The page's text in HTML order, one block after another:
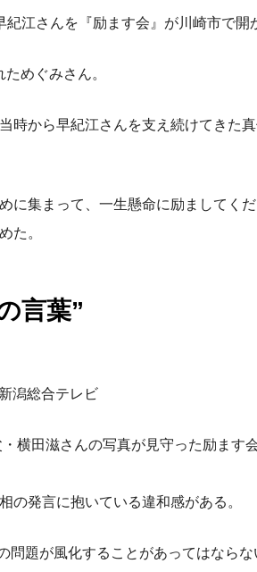
江さんを『励ます会』が川崎市で開
めぐみさん。
時から早紀江さんを支え続けてきた
集まって、一生懸命に励ましてく
た。
言葉”
潟総合テレビ
横田滋さんの写真が見守った励ます
の発言に抱いている違和感がある。
題が風化することがあってはなら